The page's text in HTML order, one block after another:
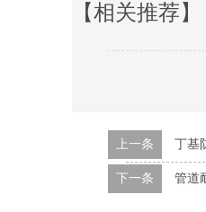
【相关推荐】
上一条 丁基
下一条 管道